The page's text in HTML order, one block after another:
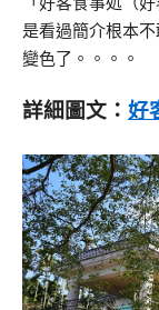
是看過簡介根本
變色了。。。。
詳細圖文： 好